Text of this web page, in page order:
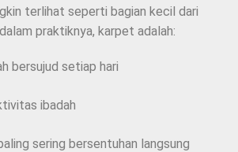
terlihat seperti bagian kecil dari
praktiknya, karpet adalah:
bersujud setiap hari
ibadah
sering bersentuhan langsung